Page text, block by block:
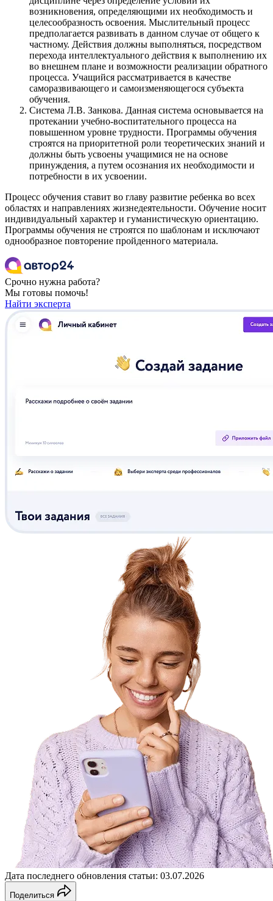
возникновения, определяющими их необходимость и
целесообразность освоения. Мыслительный процесс
предполагается развивать в данном случае от общего к
частному. Действия должны выполняться, посредством
перехода интеллектуального действия к выполнению их
во внешнем плане и возможности реализации обратного
процесса. Учащийся рассматривается в качестве
саморазвивающего и самоизменяющегося субъекта
обучения.
Система Л.В. Занкова. Данная система основывается на
протекании учебно-воспитательного процесса на
повышенном уровне трудности. Программы обучения
строятся на приоритетной роли теоретических знаний и
должны быть усвоены учащимися не на основе
принуждения, а путем осознания их необходимости и
потребности в их усвоении.
Процесс обучения ставит во главу развитие ребенка во всех
областях и направлениях жизнедеятельности. Обучение носит
индивидуальный характер и гуманистическую ориентацию.
Программы обучения не строятся по шаблонам и исключают
однообразное повторение пройденного материала.
Срочно нужна работа?
Мы готовы помочь!
Найти эксперта
Дата последнего обновления статьи: 03.07.2026
Поделиться